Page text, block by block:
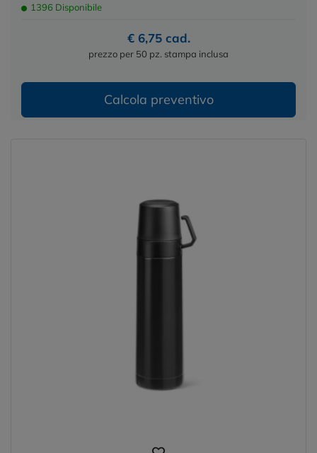
1396 Disponibile
€ 6,75 cad.
prezzo per 50 pz. stampa inclusa
Calcola preventivo